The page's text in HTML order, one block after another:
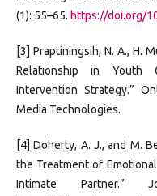
(1): 55–65. https://doi.org/
[3] Praptiningsih, N. A., H.
Relationship in Youth
Intervention Strategy.”
Media Technologies.
[4] Doherty, A. J., and M.
the Treatment of
Intimate Partner.”